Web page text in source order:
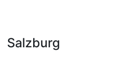
Persons
Salzburg